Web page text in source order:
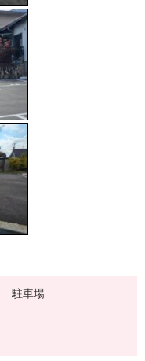
駐車場